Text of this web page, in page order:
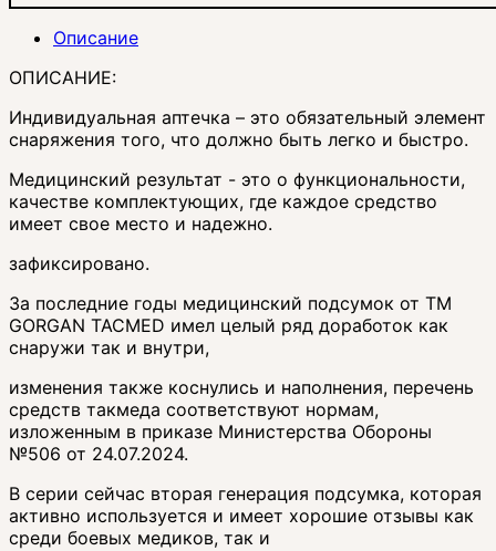
Описание
ОПИСАНИЕ:
Индивидуальная аптечка – это обязательный элемент
снаряжения того, что должно быть легко и быстро.
Медицинский результат - это о функциональности,
качестве комплектующих, где каждое средство
имеет свое место и надежно.
зафиксировано.
За последние годы медицинский подсумок от ТМ
GORGAN TACMED имел целый ряд доработок как
снаружи так и внутри,
изменения также коснулись и наполнения, перечень
средств такмеда соответствуют нормам,
изложенным в приказе Министерства Обороны
№506 от 24.07.2024.
В серии сейчас вторая генерация подсумка, которая
активно используется и имеет хорошие отзывы как
среди боевых медиков, так и